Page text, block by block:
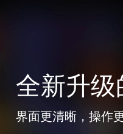
全新升级
界面更清晰，操作